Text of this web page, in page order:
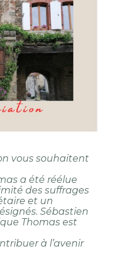
vous souhaitent
a été réélue
des suffrages
et un
. Sébastien
Thomas est
à l’avenir